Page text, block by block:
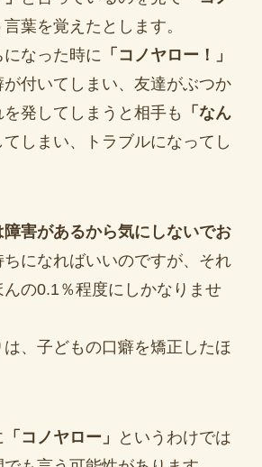
言葉を覚えたとします。
なった時に 「コノヤロー！」
が付いてしまい、友達がぶつか
発してしまうと相手も
「なん
てしまい、トラブルになってし
害があるから気にしないでお
ちになればいいのですが、それ
の0.1％程度にしかなりませ
、子どもの口癖を矯正したほ
「コノヤロー」
というわけでは